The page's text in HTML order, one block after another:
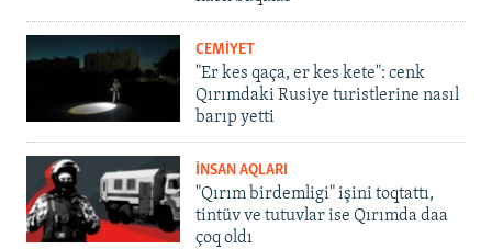
CEMİYET
"Er kes qaça, er kes kete": cenk
Qırımdaki Rusiye turistlerine nasıl
barıp yetti
İNSAN AQLARI
"Qırım birdemligi" işini toqtattı,
tintüv ve tutuvlar ise Qırımda daa
çoq oldı